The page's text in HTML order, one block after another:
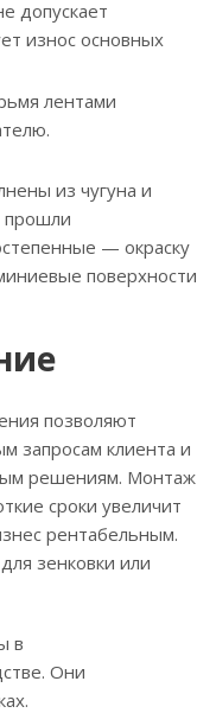
допускает
износ основных
лентами
из чугуна и
прошли
— окраску
поверхности
позволяют
запросам клиента и
решениям. Монтаж
сроки увеличит
рентабельным.
зенковки или
в
Они